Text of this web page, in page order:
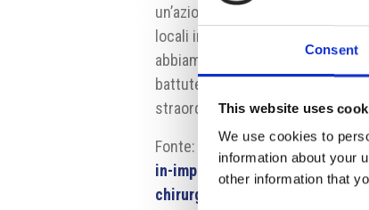
Consent
This website uses
We use cookies to
information about your
other information that
un’azione più ampia che
locali in cui siamo presenti ed
abbiamo messo a disposizione
battute della pandemia”.
straordinario per l’emergenza
Fonte:
http://
in-impianti-fca-di-mirafiori-e-
chirurgiche